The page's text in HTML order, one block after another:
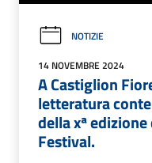
NOTIZIE
14 NOVEMBRE 2024
A Castiglion
letteratura
della xª
Festival.